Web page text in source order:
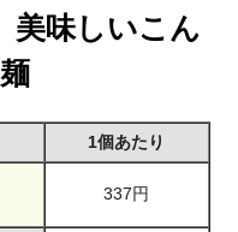
美味しいこん
1個あたり
337円